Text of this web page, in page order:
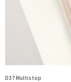
D37 Multistop